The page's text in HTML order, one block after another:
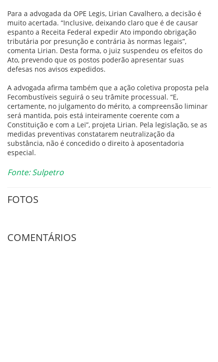
Para a advogada da OPE Legis, Lirian Cavalhero, a decisão é
muito acertada. “Inclusive, deixando claro que é de causar
espanto a Receita Federal expedir Ato impondo obrigação
tributária por presunção e contrária às normas legais”,
comenta Lirian. Desta forma, o juiz suspendeu os efeitos do
Ato, prevendo que os postos poderão apresentar suas
defesas nos avisos expedidos.
A advogada afirma também que a ação coletiva proposta pela
Fecombustíveis seguirá o seu trâmite processual. “E,
certamente, no julgamento do mérito, a compreensão liminar
será mantida, pois está inteiramente coerente com a
Constituição e com a Lei”, projeta Lirian. Pela legislação, se as
medidas preventivas constatarem neutralização da
substância, não é concedido o direito à aposentadoria
especial.
Fonte: Sulpetro
FOTOS
COMENTÁRIOS